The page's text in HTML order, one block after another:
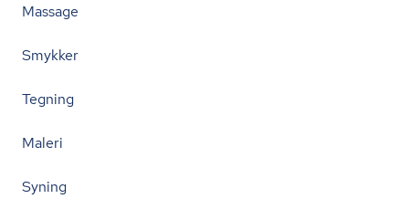
Massage
Smykker
Tegning
Maleri
Syning